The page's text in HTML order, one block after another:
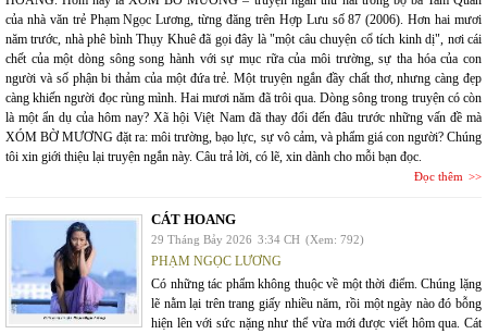
của nhà văn trẻ Phạm Ngọc Lương, từng đăng trên Hợp Lưu số 87 (2006). Hơn hai mươi
năm trước, nhà phê bình Thụy Khuê đã gọi đây là "một câu chuyện cổ tích kinh dị", nơi cái
chết của một dòng sông song hành với sự mục rữa của môi trường, sự tha hóa của con
người và số phận bi thảm của một đứa trẻ. Một truyện ngắn đầy chất thơ, nhưng càng đẹp
càng khiến người đọc rùng mình. Hai mươi năm đã trôi qua. Dòng sông trong truyện có còn
là một ẩn dụ của hôm nay? Xã hội Việt Nam đã thay đổi đến đâu trước những vấn đề mà
XÓM BỜ MƯƠNG đặt ra: môi trường, bạo lực, sự vô cảm, và phẩm giá con người? Chúng
tôi xin giới thiệu lại truyện ngắn này. Câu trả lời, có lẽ, xin dành cho mỗi bạn đọc.
Đọc thêm
CÁT HOANG
29 Tháng Bảy 2026 3:34 CH (Xem: 792)
PHẠM NGỌC LƯƠNG
Có những tác phẩm không thuộc về một thời điểm. Chúng lặng
lẽ nằm lại trên trang giấy nhiều năm, rồi một ngày nào đó bỗng
hiện lên với sức nặng như thể vừa mới được viết hôm qua. Cát